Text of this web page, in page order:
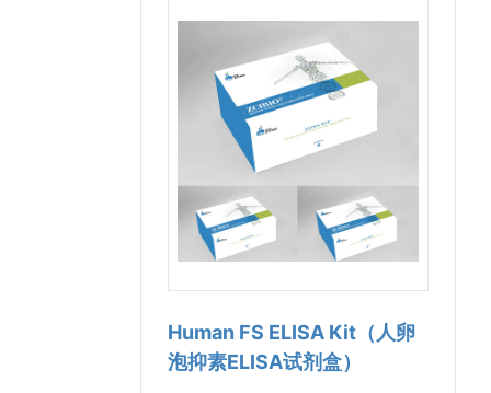
Human FS ELISA Kit（人卵
泡抑素ELISA试剂盒）